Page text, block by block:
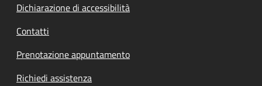
Dichiarazione di accessibilità
Contatti
Prenotazione appuntamento
Richiedi assistenza